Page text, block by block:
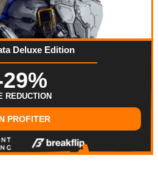
Deluxe Edition
REDUCTION
PROFITER